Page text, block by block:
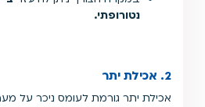
נטורופתי.
2. אכילת יתר
אכילת יתר גורמת לעומס ניכר על